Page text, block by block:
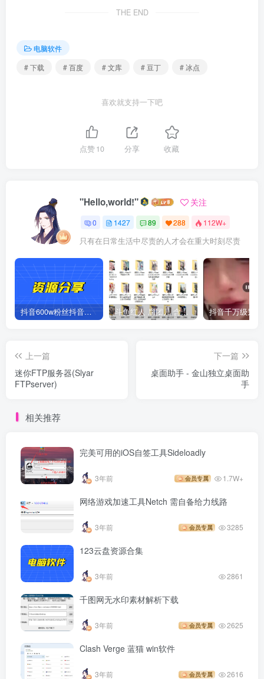
THE END
电脑软件
# 下载
# 百度 # 文库 # 豆丁 # 冰点
喜欢就支持一下吧
点赞10 分享 收藏
"Hello,world!" 关注
0 1427 89 288 112W+
只有在日常生活中尽责的人才会在重大时刻尽责
抖音600w粉丝抖音网红痞幼一手资料 877P 500M 含私拍 斗鱼红人 腐团儿 含付费 大尺写真 32套
上一篇
迷你FTP服务器(Slyar
FTPserver)
下一篇
桌面助手 - 金山独立桌面助
手
相关推荐
完美可用的iOS自签工具Sideloadly
3年前 会员专属 1.7W+
网络游戏加速工具Netch 需自备给力线路
3年前 会员专属 3285
123云盘资源合集
3年前 2861
千图网无水印素材解析下载
3年前 会员专属 2625
Clash Verge 蓝猫 win软件
3年前 会员专属 2616